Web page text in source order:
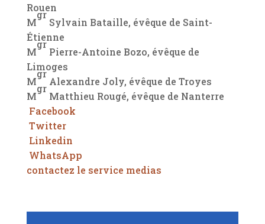
Rouen
M
gr
Sylvain Bataille, évêque de Saint-
Étienne
M
gr
Pierre-Antoine Bozo, évêque de
Limoges
M
gr
Alexandre Joly, évêque de Troyes
M
gr
Matthieu Rougé, évêque de Nanterre
Facebook
Twitter
Linkedin
WhatsApp
contactez le service medias